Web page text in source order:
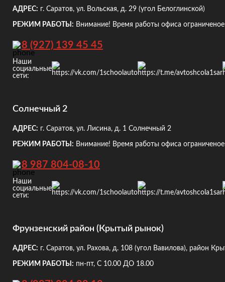
АДРЕС: г. Саратов, ул. Вольская, д. 29 (угол Белоглинской)
РЕЖИМ РАБОТЫ: Внимание! Время работы офиса
8 (927) 139 45 45
Наши
социальные
сети:
Солнечный 2
АДРЕС: г. Саратов, ул. Лисина, д. 1 Солнечный 2
РЕЖИМ РАБОТЫ: Внимание! Время работы офиса
8 987 804-08-10
Наши
социальные
сети:
Фрунзенский район (Крытый рынок)
АДРЕС: г. Саратов, ул. Рахова, д. 108 (угол Вавилова), район
РЕЖИМ РАБОТЫ: пн-пт, С 10.00 ДО 18.00